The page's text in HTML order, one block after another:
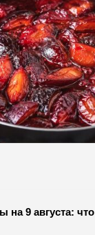
9 августа: